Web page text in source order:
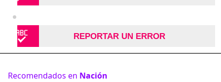
REPORTAR UN ERROR
Recomendados en Nación